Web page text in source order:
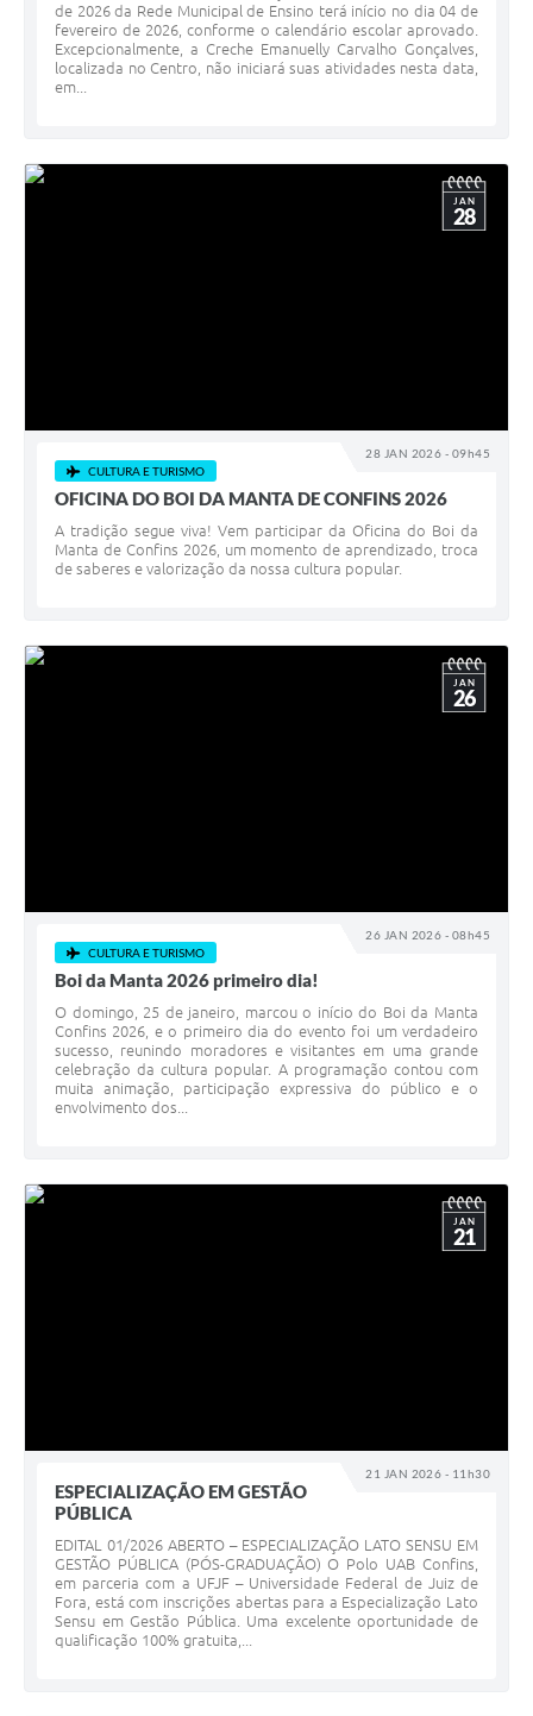
de 2026 da Rede Municipal de Ensino terá início no dia 04 de
fevereiro de 2026, conforme o calendário escolar aprovado.
Excepcionalmente, a Creche Emanuelly Carvalho Gonçalves,
localizada no Centro, não iniciará suas atividades nesta data,
em...
28 JAN 2026 - 09h45
JAN
28
CULTURA E TURISMO
OFICINA DO BOI DA MANTA DE CONFINS 2026
A tradição segue viva! Vem participar da Oficina do Boi da
Manta de Confins 2026, um momento de aprendizado, troca
de saberes e valorização da nossa cultura popular.
26 JAN 2026 - 08h45
JAN
26
CULTURA E TURISMO
Boi da Manta 2026 primeiro dia!
O domingo, 25 de janeiro, marcou o início do Boi da Manta
Confins 2026, e o primeiro dia do evento foi um verdadeiro
sucesso, reunindo moradores e visitantes em uma grande
celebração da cultura popular. A programação contou com
muita animação, participação expressiva do público e o
envolvimento dos...
21 JAN 2026 - 11h30
JAN
21
ESPECIALIZAÇÃO EM GESTÃO
PÚBLICA
EDITAL 01/2026 ABERTO – ESPECIALIZAÇÃO LATO SENSU EM
GESTÃO PÚBLICA (PÓS-GRADUAÇÃO) O Polo UAB Confins,
em parceria com a UFJF – Universidade Federal de Juiz de
Fora, está com inscrições abertas para a Especialização Lato
Sensu em Gestão Pública. Uma excelente oportunidade de
qualificação 100% gratuita,...